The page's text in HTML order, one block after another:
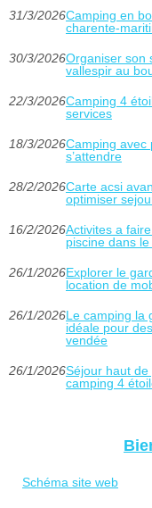
31/3/2026Camping en
charente-
30/3/2026Organiser son
vallespir au
22/3/2026Camping 4
services
18/3/2026Camping avec
s’attendre
28/2/2026Carte acsi
optimiser
16/2/2026Activites a
piscine dans le
26/1/2026Explorer le
location de
26/1/2026Le camping la
idéale pour
vendée
26/1/2026Séjour haut de
camping 4
Schéma site web